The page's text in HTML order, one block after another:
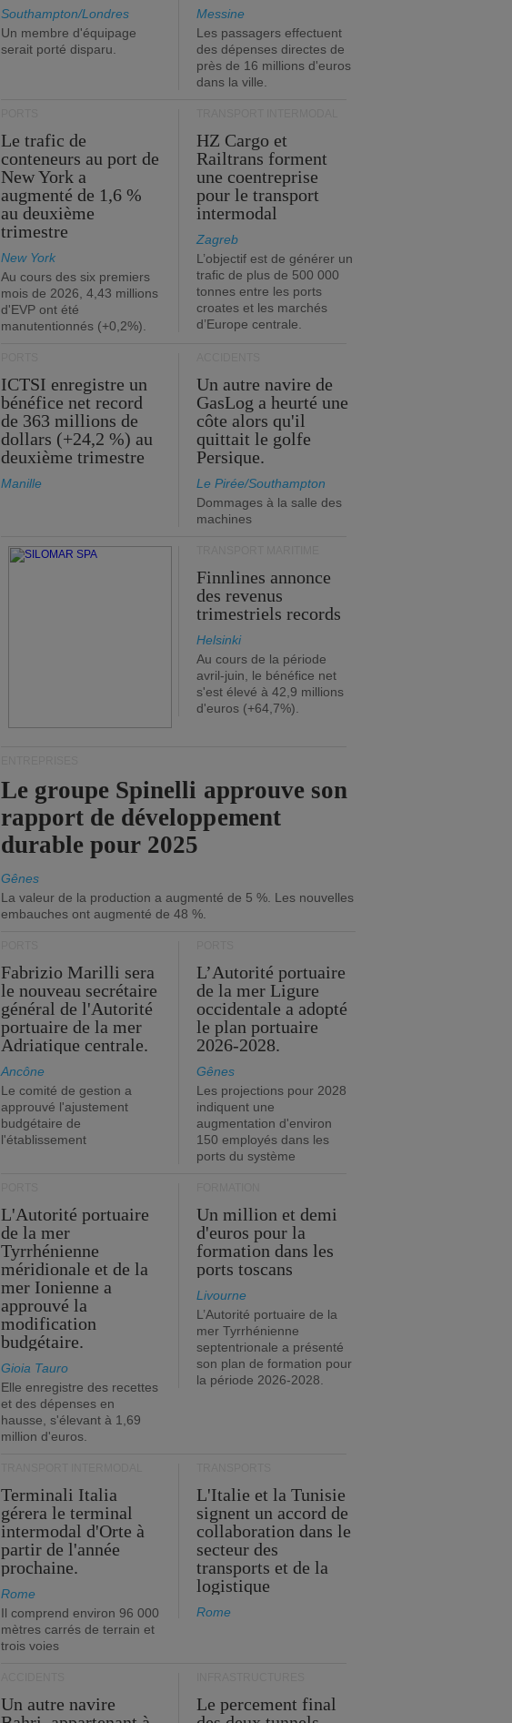
Southampton/Londres
Un membre d'équipage
serait porté disparu.
Messine
Les passagers effectuent
des dépenses directes de
près de 16 millions d'euros
dans la ville.
Le trafic de
conteneurs au port de
New York a
augmenté de 1,6 %
au deuxième
trimestre
New York
Au cours des six premiers
mois de 2026, 4,43 millions
d'EVP ont été
manutentionnés (+0,2%).
HZ Cargo et
Railtrans forment
une coentreprise
pour le transport
intermodal
Zagreb
L’objectif est de générer un
trafic de plus de 500 000
tonnes entre les ports
croates et les marchés
d’Europe centrale.
ICTSI enregistre un
bénéfice net record
de 363 millions de
dollars (+24,2 %) au
deuxième trimestre
Manille
Un autre navire de
GasLog a heurté une
côte alors qu'il
quittait le golfe
Persique.
Le Pirée/Southampton
Dommages à la salle des
machines
Finnlines annonce
des revenus
trimestriels records
Helsinki
Au cours de la période
avril-juin, le bénéfice net
s'est élevé à 42,9 millions
d'euros (+64,7%).
Le groupe Spinelli approuve son
rapport de développement
durable pour 2025
Gênes
La valeur de la production a augmenté de 5 %. Les nouvelles
embauches ont augmenté de 48 %.
Fabrizio Marilli sera
le nouveau secrétaire
général de l'Autorité
portuaire de la mer
Adriatique centrale.
Ancône
Le comité de gestion a
approuvé l'ajustement
budgétaire de
l'établissement
L’Autorité portuaire
de la mer Ligure
occidentale a adopté
le plan portuaire
2026-2028.
Gênes
Les projections pour 2028
indiquent une
augmentation d'environ
150 employés dans les
ports du système
L'Autorité portuaire
de la mer
Tyrrhénienne
méridionale et de la
mer Ionienne a
approuvé la
modification
budgétaire.
Gioia Tauro
Elle enregistre des recettes
et des dépenses en
hausse, s'élevant à 1,69
million d'euros.
Un million et demi
d'euros pour la
formation dans les
ports toscans
Livourne
L’Autorité portuaire de la
mer Tyrrhénienne
septentrionale a présenté
son plan de formation pour
la période 2026-2028.
Terminali Italia
gérera le terminal
intermodal d'Orte à
partir de l'année
prochaine.
Rome
Il comprend environ 96 000
mètres carrés de terrain et
trois voies
L'Italie et la Tunisie
signent un accord de
collaboration dans le
secteur des
transports et de la
logistique
Rome
Un autre navire
Le percement final